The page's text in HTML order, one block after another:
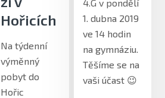
Hořicích
Na týdenní
výměnný
pobyt do
Hořic
4.G v pondělí
1. dubna 2019
ve 14 hodin
na gymnáziu.
Těšíme se na
vaši účast 😉